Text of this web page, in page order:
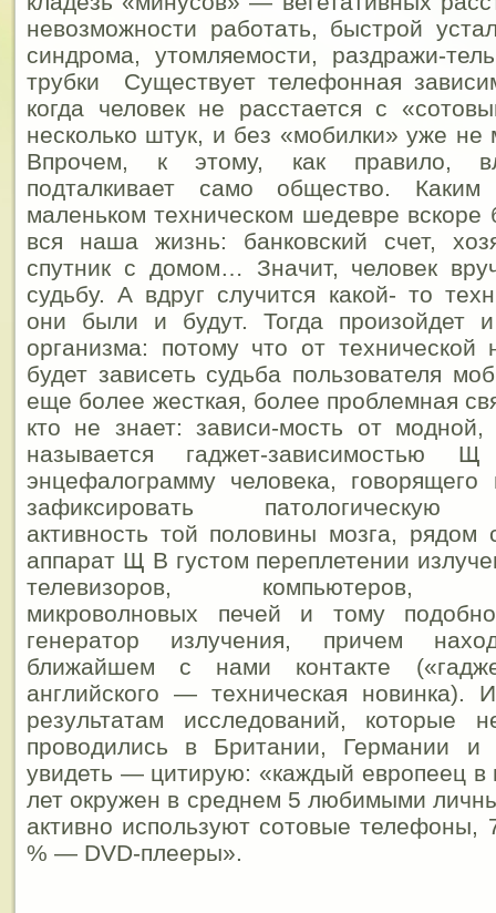
невозможности работать, быстрой
синдрома, утомляемости, раздражи-
трубки Существует телефонная
когда человек не расстается с
несколько штук, и без «мобилки» уже
Впрочем, к этому, как правило,
подталкивает само общество.
маленьком техническом шедевре вскоре
вся наша жизнь: банковский счет,
спутник с домом… Значит, человек
судьбу. А вдруг случится какой- то
они были и будут. Тогда произойдет
организма: потому что от технической
будет зависеть судьба пользователя
еще более жесткая, более проблемная
кто не знает: зависи-мость от модной,
называется гаджет-зависимостью
энцефалограмму человека,
зафиксировать патологическую
активность той половины мозга, рядом
аппарат Щ В густом переплетении
телевизоров, компьютеров,
микроволновых печей и тому
генератор излучения, причем
ближайшем с нами контакте
английского — техническая новинка).
результатам исследований, которые
проводились в Британии, Германии
увидеть — цитирую: «каждый европеец в
лет окружен в среднем 5 любимыми
активно используют сотовые
% — DVD-плееры».